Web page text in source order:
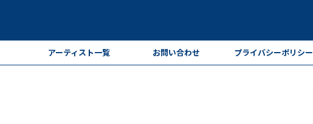
アーティスト一覧 お問い合わせ プライバシーポリシー